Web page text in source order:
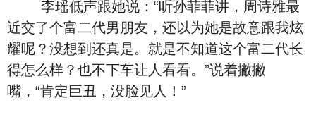
李瑶低声跟她说：“听孙菲菲讲，周诗雅最
近交了个富二代男朋友，还以为她是故意跟我炫
耀呢？没想到还真是。就是不知道这个富二代长
得怎么样？也不下车让人看看。”说着撇撇
嘴，“肯定巨丑，没脸见人！”